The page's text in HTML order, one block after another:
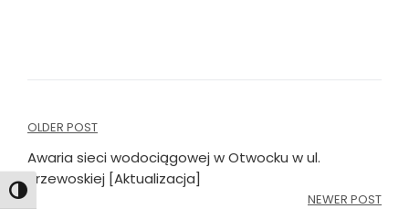
Toggle High Contrast
Nawigacja
wpisu
OLDER POST
Awaria sieci wodociągowej w Otwocku w ul.
Przewoskiej [Aktualizacja]
NEWER POST